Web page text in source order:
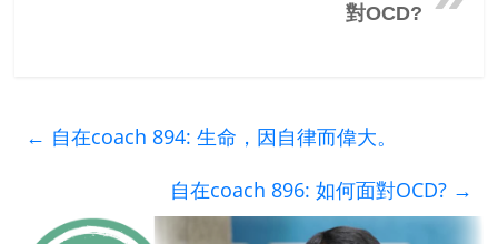
對OCD?
← 自在coach 894: 生命，因自律而偉大。
自在coach 896: 如何面對OCD? →